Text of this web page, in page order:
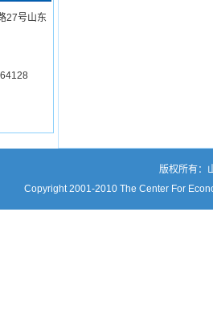
27号山东
版权所有：
Copyright 2001-2010 The Center For